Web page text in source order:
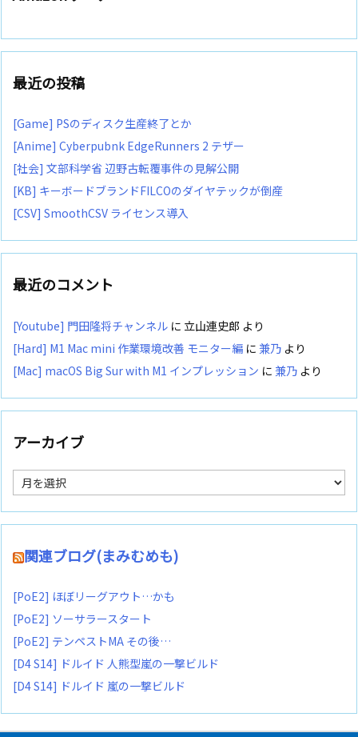
最近の投稿
[Game] PSのディスク生産終了とか
[Anime] Cyberpubnk EdgeRunners 2 テザー
[社会] 文部科学省 辺野古転覆事件の見解公開
[KB] キーボードブランドFILCOのダイヤテックが倒産
[CSV] SmoothCSV ライセンス導入
最近のコメント
[Youtube] 門田隆将チャンネル に 立山連史郎 より
[Hard] M1 Mac mini 作業環境改善 モニター編 に 兼乃 より
[Mac] macOS Big Sur with M1 インプレッション に 兼乃 より
アーカイブ
ア
ー
カ
イ
関連ブログ(まみむめも)
[PoE2] ほぼリーグアウト…かも
[PoE2] ソーサラースタート
[PoE2] テンペストMA その後…
[D4 S14] ドルイド 人熊型嵐の一撃ビルド
[D4 S14] ドルイド 嵐の一撃ビルド